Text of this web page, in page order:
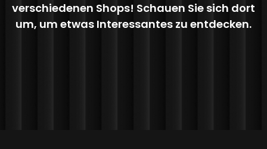
verschiedenen Shops! Schauen Sie sich dort
um, um etwas Interessantes zu entdecken.